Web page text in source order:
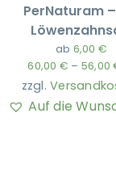
PerNaturam
ab 6,00 €
60,00 € – 56,00
zzgl.
Auf die